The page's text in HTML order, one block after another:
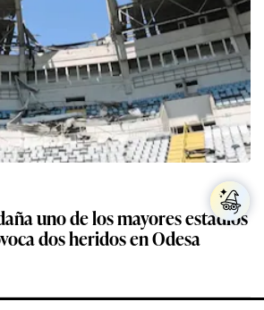
uno de los mayores estadios
dos heridos en Odesa